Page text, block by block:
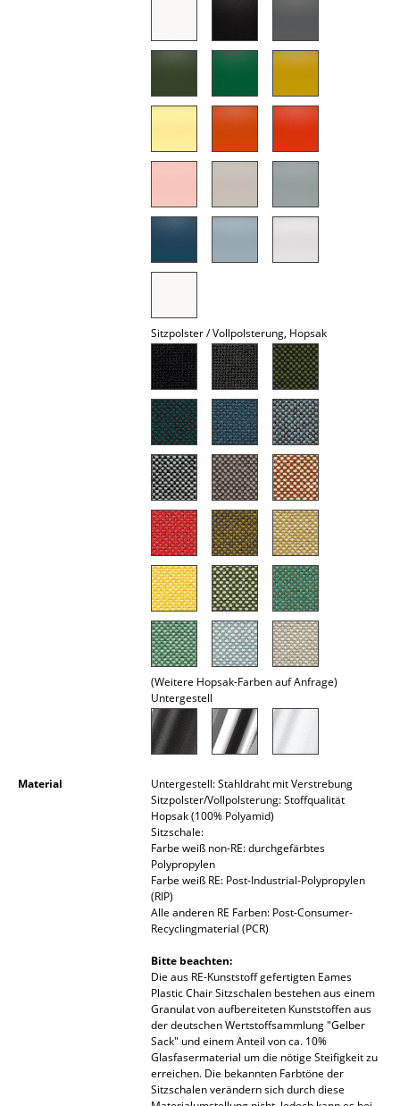
Figuren & Miniaturen
Aufbewahrungsboxen
... alle Accessoires
Sitzpolster / Vollpolsterung, Hopsak
(Weitere Hopsak-Farben auf Anfrage)
Untergestell
Material
Untergestell: Stahldraht mit Verstrebung
Sitzpolster/Vollpolsterung: Stoffqualität
Hopsak (100% Polyamid)
Sitzschale:
Farbe weiß non-RE: durchgefärbtes
Polypropylen
Farbe weiß RE: Post-Industrial-Polypropylen
(RIP)
Alle anderen RE Farben: Post-Consumer-
Recyclingmaterial (PCR)
Bitte beachten:
Die aus RE-Kunststoff gefertigten Eames
Plastic Chair Sitzschalen bestehen aus einem
Granulat von aufbereiteten Kunststoffen aus
der deutschen Wertstoffsammlung "Gelber
Sack" und einem Anteil von ca. 10%
Glasfasermaterial um die nötige Steifigkeit zu
erreichen. Die bekannten Farbtöne der
Sitzschalen verändern sich durch diese